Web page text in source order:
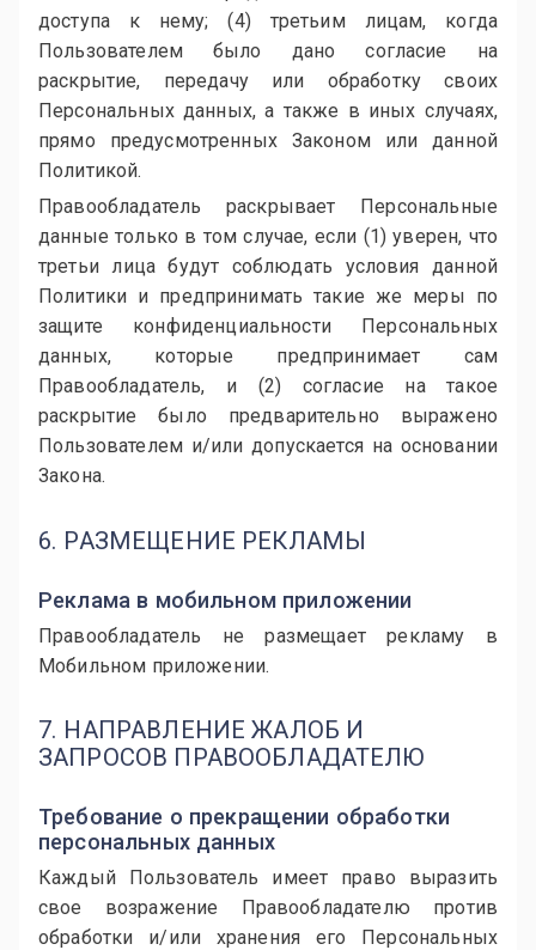
доступа к нему; (4) третьим лицам, когда
Пользователем было дано согласие на
раскрытие, передачу или обработку своих
Персональных данных, а также в иных случаях,
прямо предусмотренных Законом или данной
Политикой.
Правообладатель раскрывает Персональные
данные только в том случае, если (1) уверен, что
третьи лица будут соблюдать условия данной
Политики и предпринимать такие же меры по
защите конфиденциальности Персональных
данных, которые предпринимает сам
Правообладатель, и (2) согласие на такое
раскрытие было предварительно выражено
Пользователем и/или допускается на основании
Закона.
6. РАЗМЕЩЕНИЕ РЕКЛАМЫ
Реклама в мобильном приложении
Правообладатель не размещает рекламу в
Мобильном приложении.
7. НАПРАВЛЕНИЕ ЖАЛОБ И
ЗАПРОСОВ ПРАВООБЛАДАТЕЛЮ
Требование о прекращении обработки
персональных данных
Каждый Пользователь имеет право выразить
свое возражение Правообладателю против
обработки и/или хранения его Персональных